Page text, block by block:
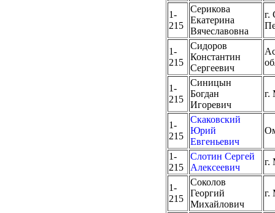
1-
215
Серикова
Екатерина
Вячеславовна
г.
1-
215
Сидоров
Константин
Сергеевич
1-
215
Синицын
Богдан
Игоревич
г.
1-
215
Скаковский
Юрий
Евгеньевич
1-
215
Слотин Сергей
Алексеевич
г.
1-
215
Соколов
Георгий
Михайлович
г.